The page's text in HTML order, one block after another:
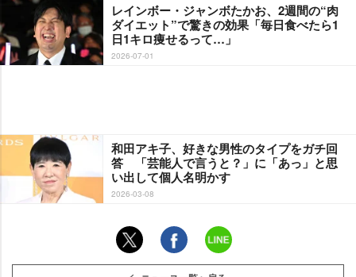
レインボー・ジャンボたかお、2週間の“肉
ダイエット”で驚きの効果「毎日食べたら1
日1キロ痩せるって…」
2026-07-01
和田アキ子、好きな男性のタイプをガチ回
答 「芸能人で言うと？」に「あっ」と思
い出して個人名明かす
2026-03-08